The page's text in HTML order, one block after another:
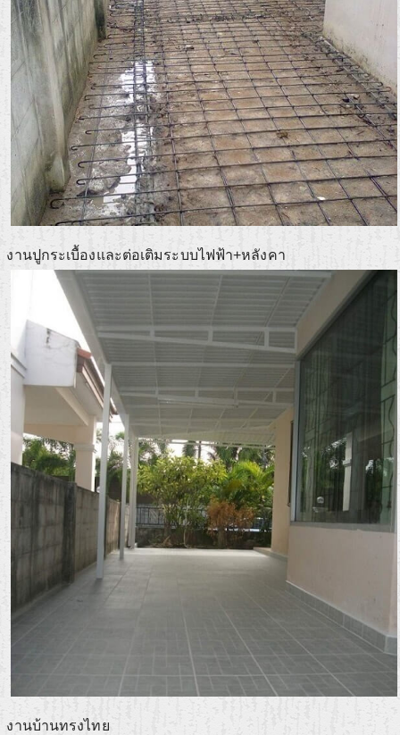
งานปูกระเบื้องและต่อเติมระบบไฟฟ้า+หลังคา
งานบ้านทรงไทย